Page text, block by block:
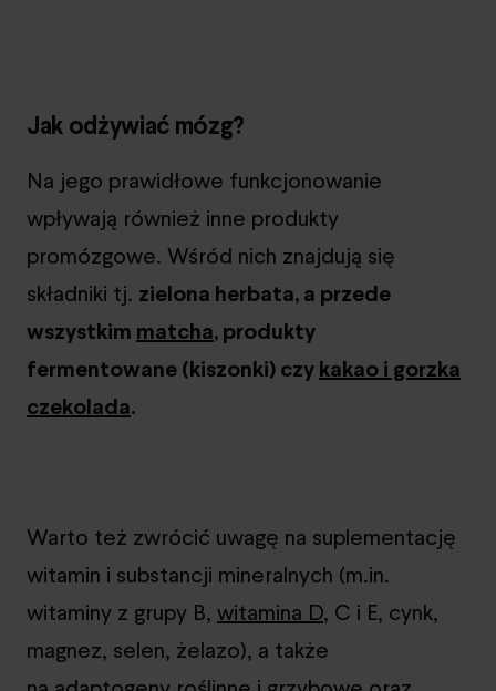
Jak odżywiać mózg?
Na jego prawidłowe funkcjonowanie
wpływają również inne produkty
promózgowe. Wśród nich znajdują się
składniki tj. zielona herbata, a przede
wszystkim matcha, produkty
fermentowane (kiszonki) czykakao i gorzka
czekolada.
Warto też zwrócić uwagę na suplementację
witamin i substancji mineralnych (m.in.
witaminy z grupy B, witamina D, C i E, cynk,
magnez, selen, żelazo), a także